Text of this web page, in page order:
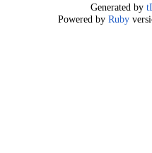
Generated by
Powered by Ruby